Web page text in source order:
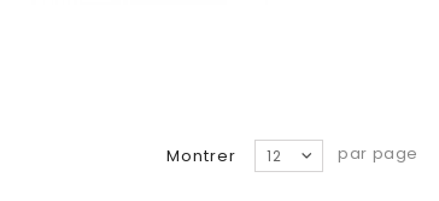
Montrer 12 par page